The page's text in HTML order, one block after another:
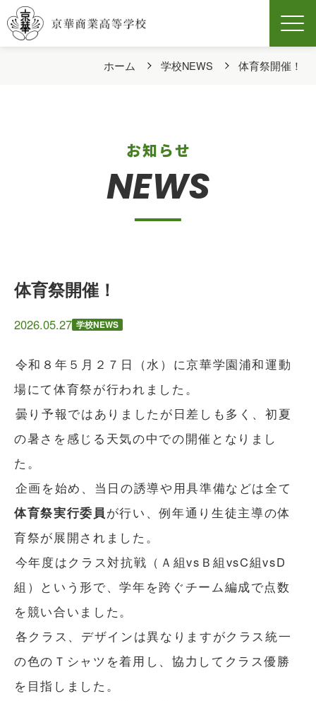
ホーム 学校NEWS 体育祭開催！
お知らせ
NEWS
体育祭開催！
2026.05.27 学校NEWS
令和８年５月２７日（水）に京華学園浦和運動
場にて体育祭が行われました。
曇り予報ではありましたが日差しも多く、初夏
の暑さを感じる天気の中での開催となりまし
た。
企画を始め、当日の誘導や用具準備などは全て
体育祭実行委員が行い、例年通り生徒主導の体
育祭が展開されました。
今年度はクラス対抗戦（Ａ組vsＢ組vsC組vsD
組）という形で、学年を跨ぐチーム編成で点数
を競い合いました。
各クラス、デザインは異なりますがクラス統一
の色のＴシャツを着用し、協力してクラス優勝
を目指しました。